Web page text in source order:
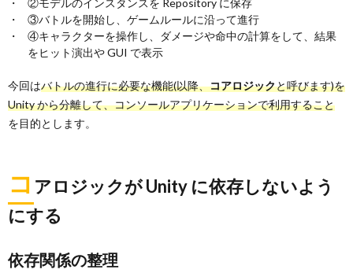
③バトルを開始し、ゲームルールに沿って進行
④キャラクターを操作し、ダメージや命中の計算をして、結果
をヒット演出や GUI で表示
今回はバトルの進行に必要な機能(以降、コアロジックと呼びます)を
Unity から分離して、コンソールアプリケーションで利用すること
を目的とします。
コ アロジックが Unity に依存しないよう
にする
依存関係の整理